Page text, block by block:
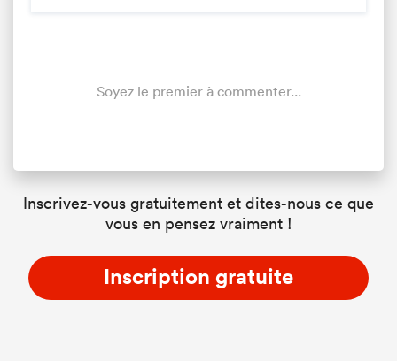
Soyez le premier à commenter...
Inscrivez-vous gratuitement et dites-nous ce que
vous en pensez vraiment !
Inscription gratuite